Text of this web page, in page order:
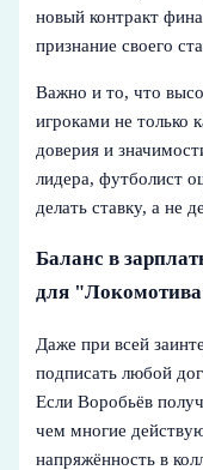
новый контракт
признание своего
Важно и то, что
игроками не только
доверия и
лидера, футболист
делать ставку, а не
Баланс в
для
Даже при всей
подписать любой
Если Воробьёв
чем многие
напряжённость в